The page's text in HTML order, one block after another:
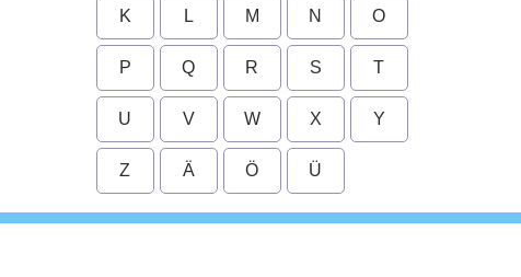
K L M N O
P Q R S T
U V W X Y
Z Ä Ö Ü